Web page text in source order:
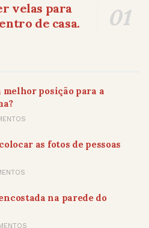
velas para
de casa.
melhor posição para a
as fotos de pessoas
na parede do